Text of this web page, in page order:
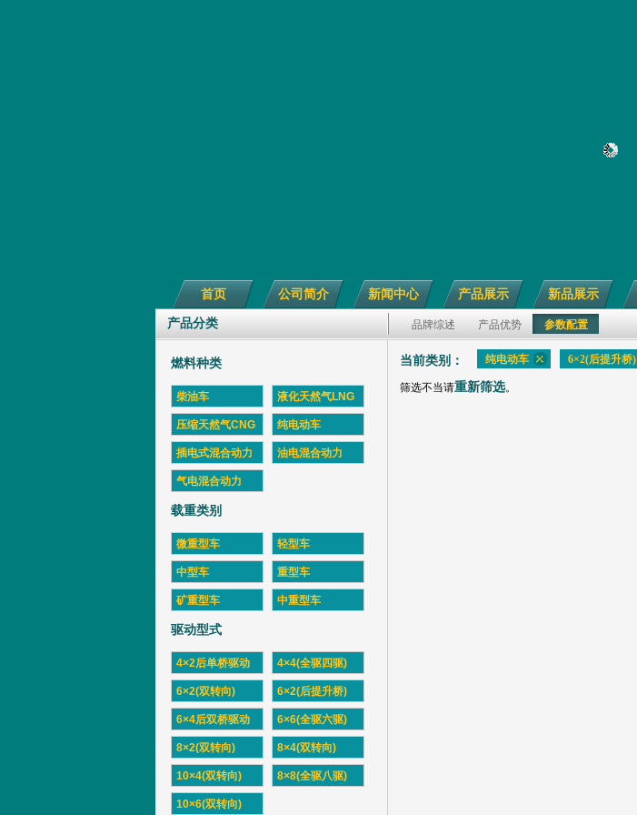
首页 公司简介 新闻中心 产品展示 新品展示
产品分类 品牌综述 产品优势 参数配置
燃料种类
柴油车 液化天然气LNG
压缩天然气CNG 纯电动车
插电式混合动力 油电混合动力
气电混合动力
载重类别
微重型车 轻型车
中型车 重型车
矿重型车 中重型车
驱动型式
4×2后单桥驱动 4×4(全驱四驱)
6×2(双转向) 6×2(后提升桥)
6×4后双桥驱动 6×6(全驱六驱)
8×2(双转向) 8×4(双转向)
10×4(双转向) 8×8(全驱八驱)
10×6(双转向)
当前类别： 纯电动车 6×2(后提升桥)
筛选不当请重新筛选。